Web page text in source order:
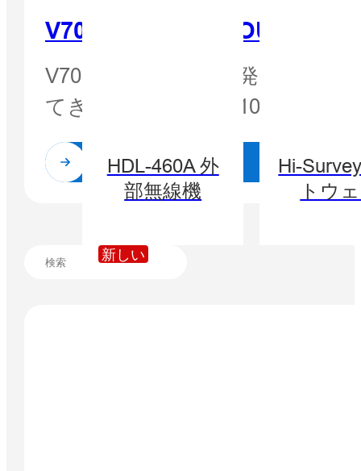
HDL-460A 外
部無線機
Hi-
トウ
新しい
V700S GO LIVE TOURがス
V700S SLAM RTKの発売以来、
てきました。「過去100年間の
続きを読む